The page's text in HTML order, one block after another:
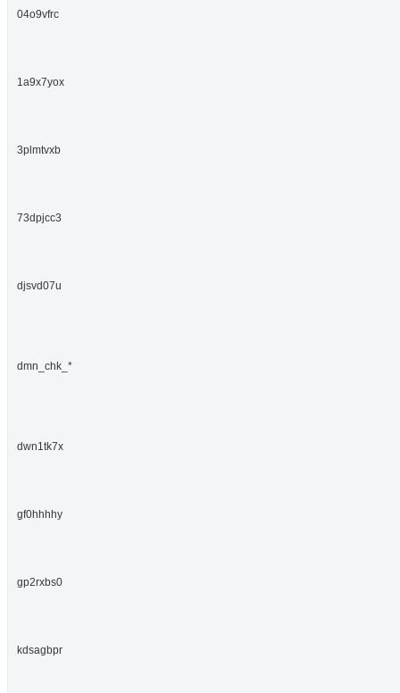
04o9vfrc
1a9x7yox
3plmtvxb
73dpjcc3
djsvd07u
dmn_chk_*
dwn1tk7x
gf0hhhhy
gp2rxbs0
kdsagbpr